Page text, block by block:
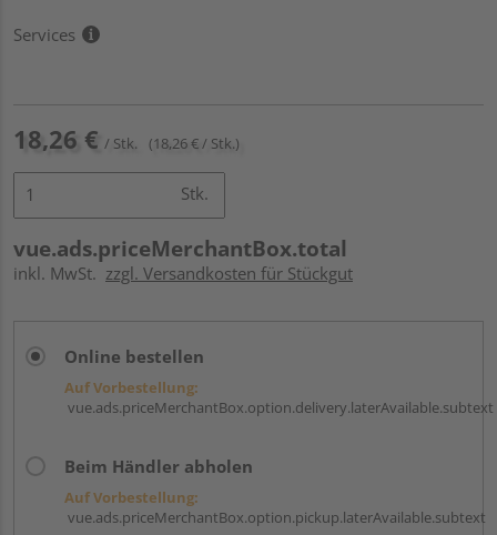
Services
18,26 € / Stk. (18,26 € / Stk.)
Stk.
vue.ads.priceMerchantBox.total
inkl. MwSt. zzgl. Versandkosten für Stückgut
Online bestellen
Auf Vorbestellung:
vue.ads.priceMerchantBox.option.delivery.laterAvailable.subtext
Beim Händler abholen
Auf Vorbestellung:
vue.ads.priceMerchantBox.option.pickup.laterAvailable.subtext